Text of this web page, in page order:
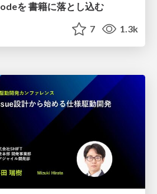
を 書籍に落とし込む
7 1.3k